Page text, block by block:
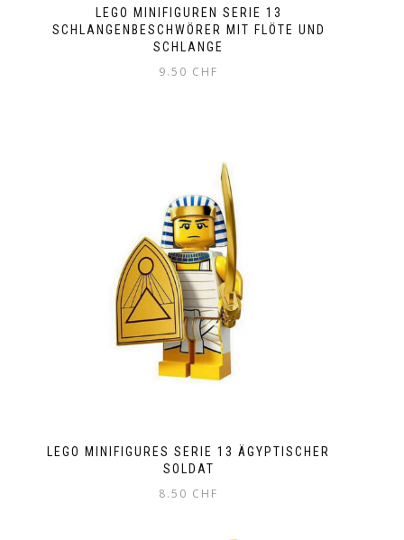
LEGO MINIFIGUREN SERIE 13
SCHLANGENBESCHWÖRER MIT FLÖTE UND
SCHLANGE
9.50 CHF
LEGO MINIFIGURES SERIE 13 ÄGYPTISCHER
SOLDAT
8.50 CHF